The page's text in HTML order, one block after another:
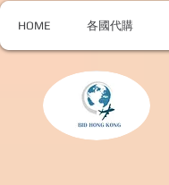
HOME 各國代購